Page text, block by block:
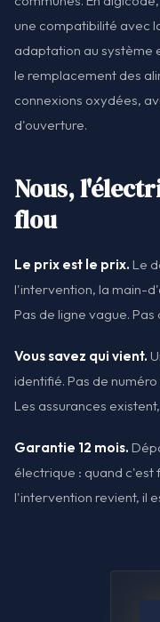
une compatibilité avec
adaptation au système
le remplacement des
connexions oxydées,
d'ouverture.
Nous,
flou
Le prix est le prix. Le
l'intervention, la main-
Pas de ligne vague.
Vous savez qui vient.
identifié. Pas de
Les assurances
Garantie 12 mois.
électrique : quand c'est
l'intervention revient, il